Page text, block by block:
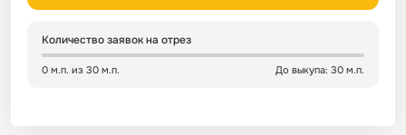
Количество заявок на отрез
0 м.п. из 30 м.п. До выкупа: 30 м.п.
Сатин
Зеленый
Детский